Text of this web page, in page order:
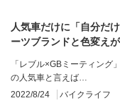
人気車だけに「自分だ
ーツブランドと色変え
「レブル×GBミーティン
の人気車と言えば…
2022/8/24
バイクライフ